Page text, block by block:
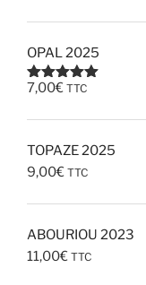
OPAL 2025
Note5.00
7,00€ TTC
TOPAZE 2025
9,00€ TTC
ABOURIOU 2023
11,00€ TTC